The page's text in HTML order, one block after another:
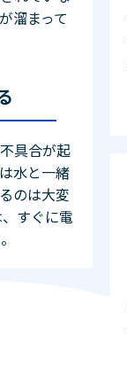
溜まって
具合が起
水と一緒
のは大変
すぐに電